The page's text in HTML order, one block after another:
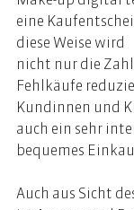
eine
diese Weise wird
nicht nur die
Fehlkäufe
Kundinnen und
auch ein sehr
bequemes
Auch aus Sicht